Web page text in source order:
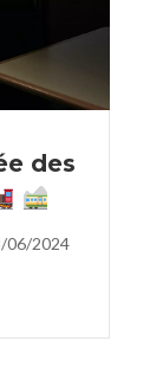
des
06/2024